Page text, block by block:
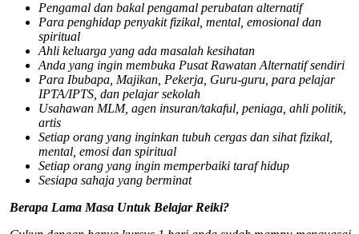
Pengamal dan bakal pengamal perubatan alternatif
Para penghidap penyakit fizikal, mental, emosional dan
spiritual
Ahli keluarga yang ada masalah kesihatan
Anda yang ingin membuka Pusat Rawatan Alternatif sendiri
Para Ibubapa, Majikan, Pekerja, Guru-guru, para pelajar
IPTA/IPTS, dan pelajar sekolah
Usahawan MLM, agen insuran/takaful, peniaga, ahli politik,
artis
Setiap orang yang inginkan tubuh cergas dan sihat fizikal,
mental, emosi dan spiritual
Setiap orang yang ingin memperbaiki taraf hidup
Sesiapa sahaja yang berminat
Berapa Lama Masa Untuk Belajar Reiki?